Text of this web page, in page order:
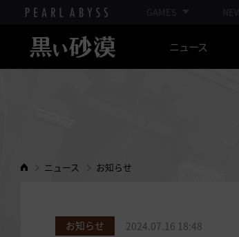
GAMES
ニュース
ニュース お知らせ
お知らせ 2024.07.16 18:48